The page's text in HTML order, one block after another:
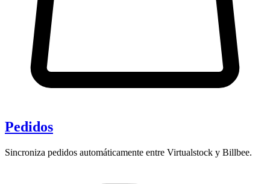
Pedidos
Sincroniza pedidos automáticamente entre Virtualstock y Billbee.